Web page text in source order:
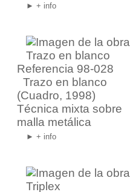
► + info
Referencia 98-028
Trazo en blanco
(Cuadro, 1998)
Técnica mixta sobre
malla metálica
► + info